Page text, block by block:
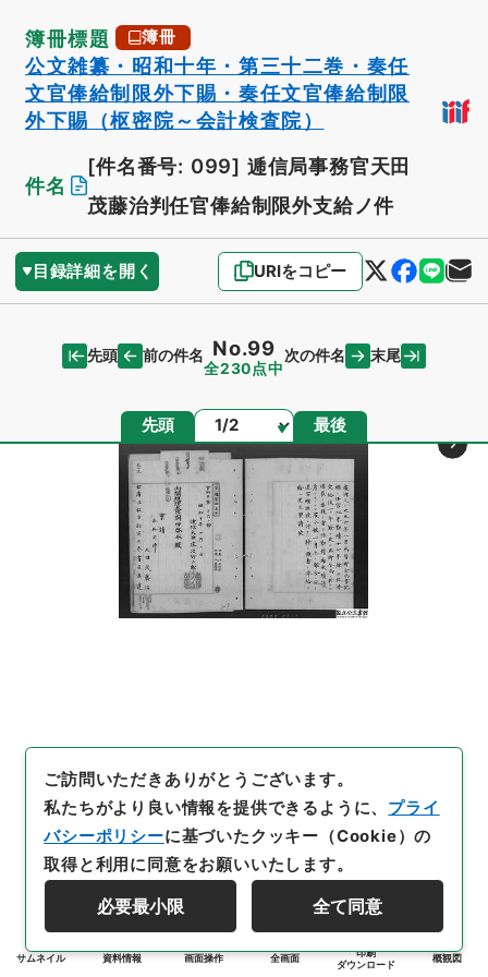
簿冊標題 簿冊
公文雑纂・昭和十年・第三十二巻・奏任
文官俸給制限外下賜・奏任文官俸給制限
外下賜（枢密院～会計検査院）
件名
[件名番号: 099] 逓信局事務官天田
茂藤治判任官俸給制限外支給ノ件
目録詳細を開く URIをコピー
先頭 前の件名 No.99
全230点中
次の件名 末尾
先頭 ページ 最後
サムネイル 資料情報 画面操作 全画面
印刷
ダウンロード
概観図
ご訪問いただきありがとうございます。
私たちがより良い情報を提供できるように、 プライ
バシーポリシーに基づいたクッキー（Cookie）の
取得と利用に同意をお願いいたします。
必要最小限 全て同意